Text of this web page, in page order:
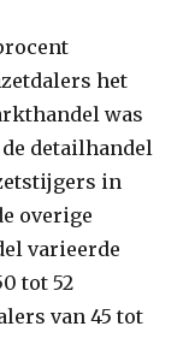
het
was
detailhandel
in
overige
varieerde
tot 52
van 45 tot